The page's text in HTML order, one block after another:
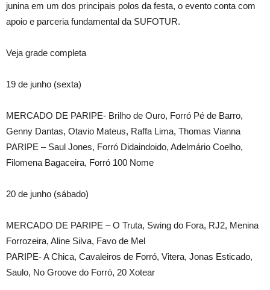
junina em um dos principais polos da festa, o evento conta com
apoio e parceria fundamental da SUFOTUR.
Veja grade completa
19 de junho (sexta)
MERCADO DE PARIPE- Brilho de Ouro, Forró Pé de Barro,
Genny Dantas, Otavio Mateus, Raffa Lima, Thomas Vianna
PARIPE – Saul Jones, Forró Didaindoido, Adelmário Coelho,
Filomena Bagaceira, Forró 100 Nome
20 de junho (sábado)
MERCADO DE PARIPE – O Truta, Swing do Fora, RJ2, Menina
Forrozeira, Aline Silva, Favo de Mel
PARIPE- A Chica, Cavaleiros de Forró, Vitera, Jonas Esticado,
Saulo, No Groove do Forró, 20 Xotear